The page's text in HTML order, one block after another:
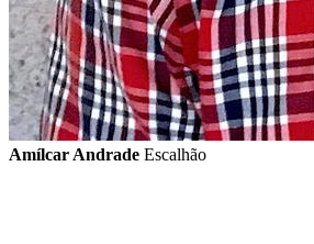
Amílcar Andrade Escalhão